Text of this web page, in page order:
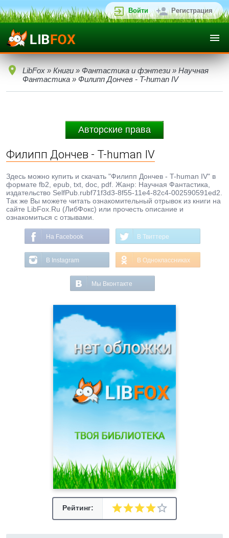
Войти Регистрация
LibFox » Книги » Фантастика и фэнтези » Научная
Фантастика » Филипп Дончев - T-human IV
Авторские права
Филипп Дончев - T-human IV
Здесь можно купить и скачать "Филипп Дончев - T-human IV" в
формате fb2, epub, txt, doc, pdf. Жанр: Научная Фантастика,
издательство SelfPub.rubf71f3d3-8f55-11e4-82c4-002590591ed2.
Так же Вы можете читать ознакомительный отрывок из книги на
сайте LibFox.Ru (ЛибФокс) или прочесть описание и
ознакомиться с отзывами.
На Facebook В Твиттере
В Instagram В Одноклассниках
Мы Вконтакте
Рейтинг: